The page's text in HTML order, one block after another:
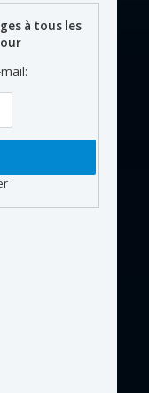
à tous les